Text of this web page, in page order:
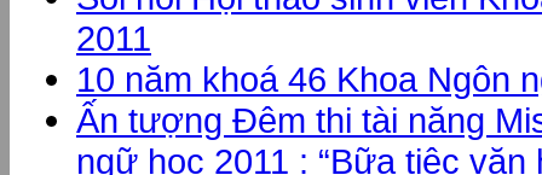
2011
10 năm khoá 46 Khoa Ngôn
Ấn tượng Đêm thi tài năng
ngữ học 2011 : “Bữa tiệc văn